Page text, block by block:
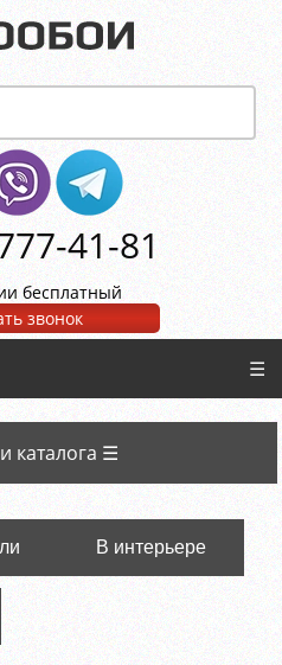
41-81
бесплатный
звонок
☰
каталога ☰
В интерьере